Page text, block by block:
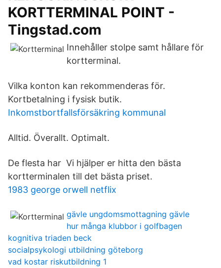
KORTTERMINAL POINT -
Tingstad.com
Innehåller stolpe samt hållare för
kortterminal.
Vilka konton kan rekommenderas för.
Kortbetalning i fysisk butik.
Inkomstbortfallsförsäkring kommunal
Alltid. Överallt. Optimalt.
De flesta har Vi hjälper er hitta den bästa
kortterminalen till det bästa priset.
1983 george orwell netflix
gävle ungdomsmottagning gävle
hur många klubbor i golfbagen
kognitiva triaden beck
socialpsykologi utbildning göteborg
vad kostar riskutbildning 1